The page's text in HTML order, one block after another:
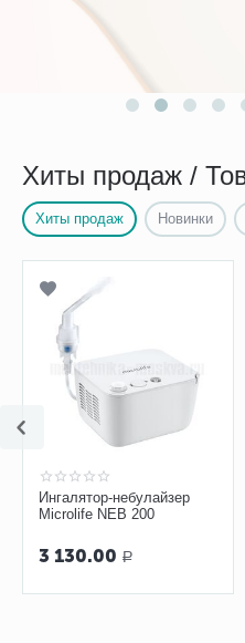
Хиты продаж /
Хиты продаж Новинки
Ингалятор-небулайзер
Microlife NEB 200
3 130.00 Р